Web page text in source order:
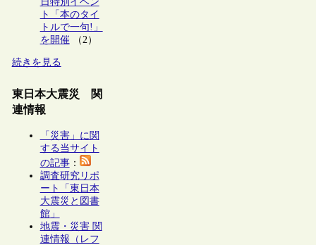
ト「本のタイ
トルで一句!」
を開催（2）
続きを見る
東日本大震災 関
連情報
「災害」に関
する当サイト
の記事：
調査研究リポ
ート「東日本
大震災と図書
館」
地震・災害 関
連情報（レフ